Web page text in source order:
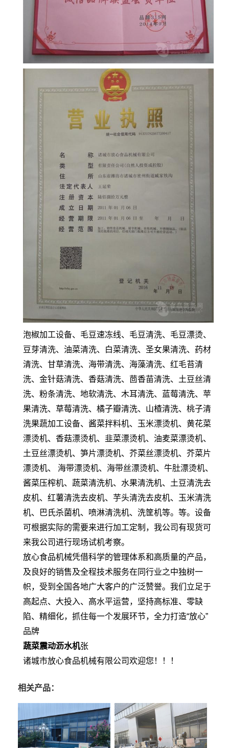
泡椒加工设备、毛豆速冻线、毛豆清洗、毛豆漂烫、
豆芽清洗、油菜清洗、白菜清洗、圣女果清洗、药材
清洗、甘草清洗、海带清洗、海藻清洗、红毛苔清
洗、金针菇清洗、香菇清洗、茴香苗清洗、土豆丝清
洗、粉条清洗、地软清洗、木耳清洗、蓝莓清洗、苹
果清洗、草莓清洗、橘子瓣清洗、山楂清洗、桃子清
洗果蔬加工设备、酱菜拌料机、玉米漂烫机、黄花菜
漂烫机、香菇漂烫机、韭菜漂烫机、油麦菜漂烫机、
土豆丝漂烫机、笋片漂烫机、芥菜丝漂烫机、芥菜片
漂烫机、 海带漂烫机、海带丝漂烫机、牛肚漂烫机、
酱菜压榨机、蔬菜清洗机、水果清洗机、土豆清洗去
皮机、红薯清洗去皮机、芋头清洗去皮机、玉米清洗
机、巴氏杀菌机、喷淋清洗机、洗筐机等。等。设备
可根据实际的需要来进行加工定制，我公司有现货可
来我公司进行现场试机考察。
放心食品机械凭借科学的管理体系和高质量的产品，
及良好的销售及全程技术服务在同行业之中独树一
帜，受到全国各地广大客户的广泛赞誉。我们立足于
高起点、大投入、高水平运营，坚持高标准、零缺
陷、精细化，抓住每一个发展环节，全力打造“放心”
品牌
蔬菜震动沥水机张
诸城市放心食品机械有限公司欢迎您！！！
相关产品：